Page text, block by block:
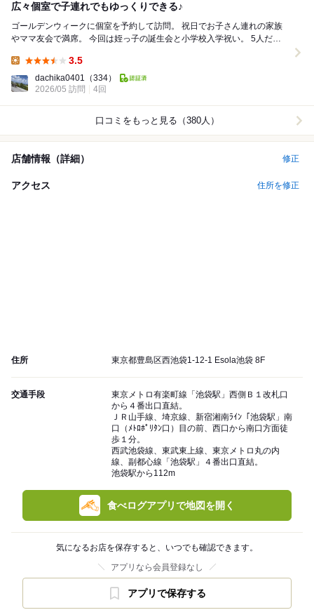
広々個室で子連れでもゆっくりできる♪
ゴールデンウィークに個室を予約して訪問。 祝日でお子さん連れの家族
やママ友会で満席。 今回は姪っ子の誕生会と小学校入学祝い。 5人だっ
3.5
dachika0401 （334）
2026/05 訪問
4回
口コミをもっと見る（380人）
店舗情報（詳細） 修正
アクセス 住所を修正
住所 東京都豊島区西池袋1-12-1 Esola池袋 8F
交通手段
東京メトロ有楽町線「池袋駅」西側Ｂ１改札口
から４番出口直結。
ＪＲ山手線、埼京線、新宿湘南ﾗｲﾝ「池袋駅」南
口（ﾒﾄﾛﾎﾟﾘﾀﾝ口）目の前、西口から南口方面徒
歩１分。
西武池袋線、東武東上線、東京メトロ丸の内
線、副都心線「池袋駅」４番出口直結。
池袋駅から112m
食べログアプリで地図を開く
気になるお店を保存すると、いつでも確認できます。
アプリなら会員登録なし
アプリで保存する